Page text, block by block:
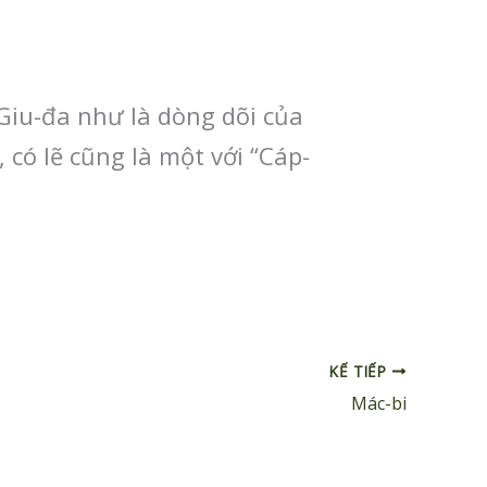
đa như là dòng dõi của
lẽ cũng là một với “Cáp-
KẾ TIẾP
Mác-bi